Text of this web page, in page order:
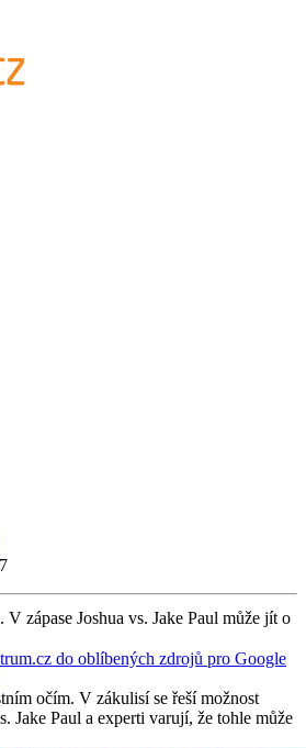
zápase Joshua vs. Jake Paul může jít o
do oblíbených zdrojů pro Google
očím. V zákulisí se řeší možnost
Jake Paul a experti varují, že tohle může